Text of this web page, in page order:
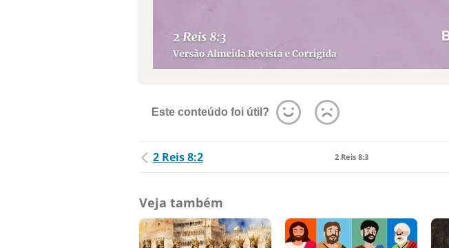
Este conteúdo foi útil?
2 Reis 8:2 2 Reis 8:3
Veja também